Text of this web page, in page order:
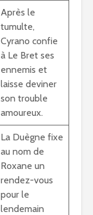
Après le
tumulte,
Cyrano confie
à Le Bret ses
ennemis et
laisse deviner
son trouble
amoureux.
La Duègne fixe
au nom de
Roxane un
rendez-vous
pour le
lendemain